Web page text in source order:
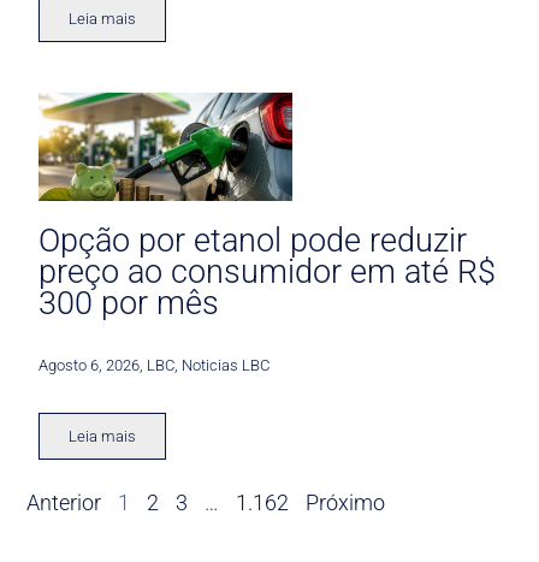
Leia mais
Opção por etanol pode reduzir
preço ao consumidor em até R$
300 por mês
Agosto 6, 2026 LBC Noticias LBC
Leia mais
Anterior 1 2 3 … 1.162 Próximo